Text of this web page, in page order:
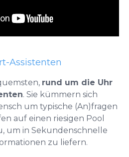
Assistenten
rund um die Uhr
. Sie kümmern sich
um typische (An)fragen
auf einen riesigen Pool
um in Sekundenschnelle
zu liefern.